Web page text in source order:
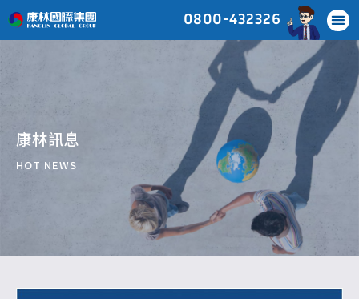
0800-432326
康林訊息
HOT NEWS